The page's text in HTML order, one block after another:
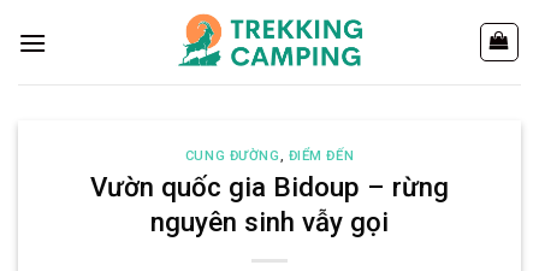
đến
CUNG ĐƯỜNG, ĐIỂM ĐẾN
Vườn quốc gia Bidoup – rừng
nguyên sinh vẫy gọi